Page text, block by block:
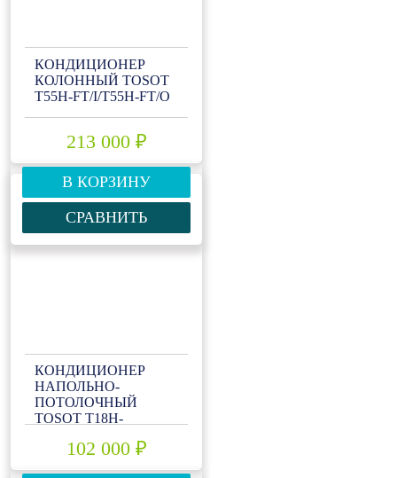
КОНДИЦИОНЕР
КОЛОННЫЙ TOSOT
Т55H-FT/I/Т55H-FT/O
213 000 ₽
В КОРЗИНУ
СРАВНИТЬ
КОНДИЦИОНЕР
НАПОЛЬНО-
ПОТОЛОЧНЫЙ
TOSOT T18H-
102 000 ₽